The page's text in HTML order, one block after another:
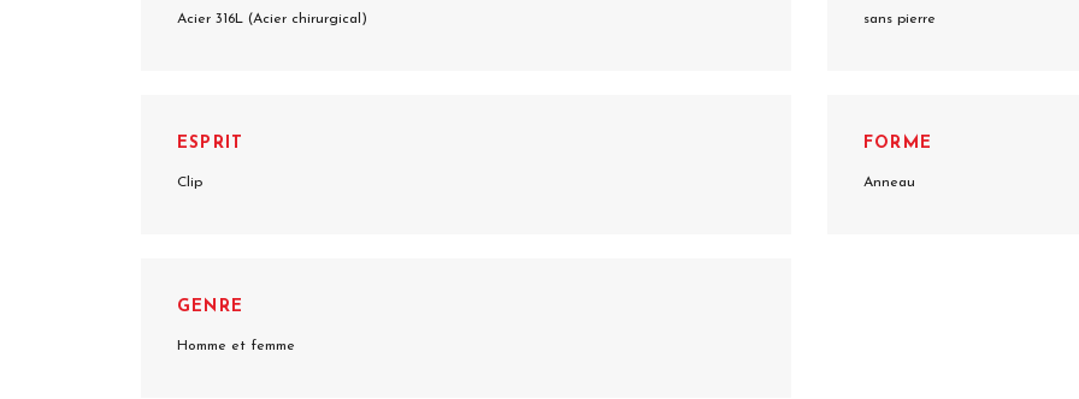
Acier 316L (Acier chirurgical) sans pierre
ESPRIT
Clip
FORME
Anneau
GENRE
Homme et femme